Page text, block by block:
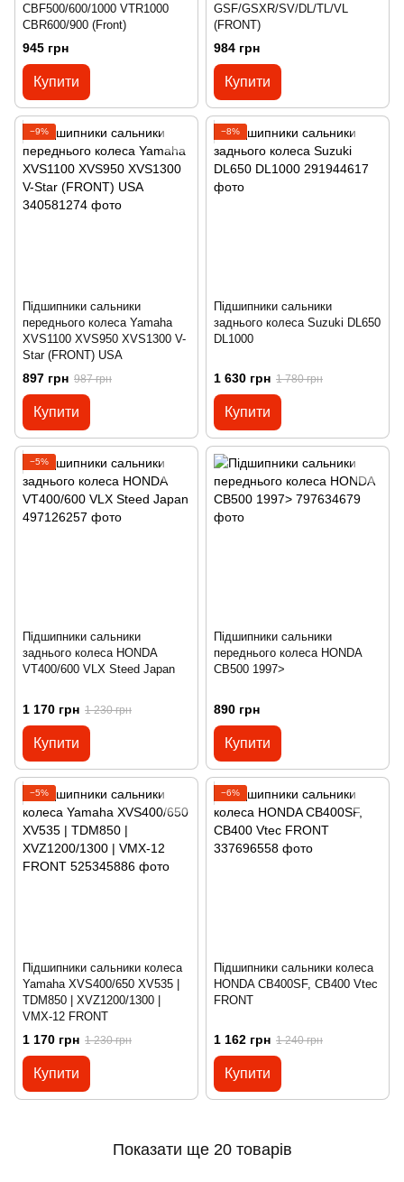
CBF500/600/1000 VTR1000
CBR600/900 (Front)
945 грн
Купити
GSF/GSXR/SV/DL/TL/VL
(FRONT)
984 грн
Купити
−9%
Підшипники сальники
переднього колеса Yamaha
XVS1100 XVS950 XVS1300 V-
Star (FRONT) USA
897 грн 987 грн
Купити
−8%
Підшипники сальники
заднього колеса Suzuki DL650
DL1000
1 630 грн 1 780 грн
Купити
−5%
Підшипники сальники
заднього колеса HONDA
VT400/600 VLX Steed Japan
1 170 грн 1 230 грн
Купити
Підшипники сальники
переднього колеса HONDA
CB500 1997>
890 грн
Купити
−5%
Підшипники сальники колеса
Yamaha XVS400/650 XV535 |
TDM850 | XVZ1200/1300 |
VMX-12 FRONT
1 170 грн 1 230 грн
Купити
−6%
Підшипники сальники колеса
HONDA CB400SF, CB400 Vtec
FRONT
1 162 грн 1 240 грн
Купити
Показати ще 20 товарів